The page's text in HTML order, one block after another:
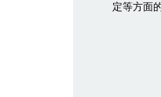
定等方面